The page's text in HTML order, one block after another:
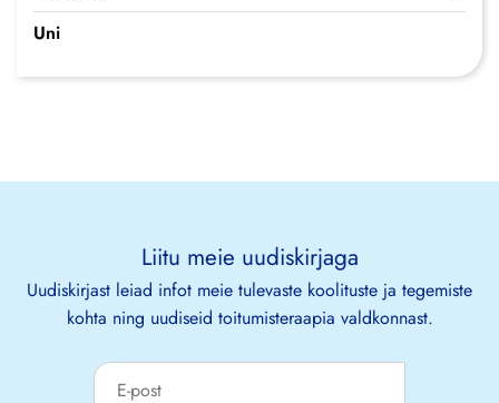
Uni
Liitu meie uudiskirjaga
Uudiskirjast leiad infot meie tulevaste koolituste ja tegemiste
kohta ning uudiseid toitumisteraapia valdkonnast.